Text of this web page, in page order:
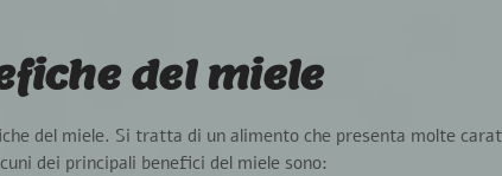
del miele
del miele. Si tratta di un alimento che presenta molte
dei principali benefici del miele sono: